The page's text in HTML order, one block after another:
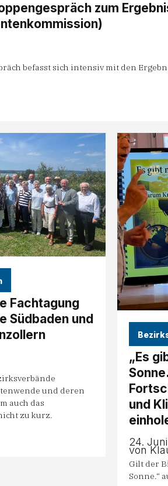
zum
befasst sich intensiv mit den
Fachtagung
Südbaden und
und deren
auch das
zu kurz.
„Es
und
24.
von
Gilt der
Sonne.“